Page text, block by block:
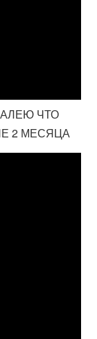
ЧТО
2 МЕСЯЦА